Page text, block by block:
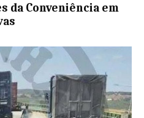
da Conveniência em